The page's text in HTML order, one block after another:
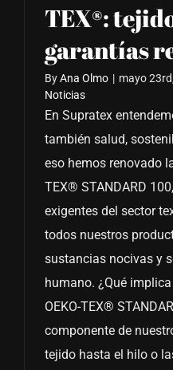
TEX®:
garantías
ByAna Olmo | mayo
Noticias
En Supratex
también salud,
eso hemos renovado
TEX® STANDARD
exigentes del sector
todos nuestros
sustancias nocivas y
humano. ¿Qué
OEKO-TEX®
componente de
tejido hasta el hilo o